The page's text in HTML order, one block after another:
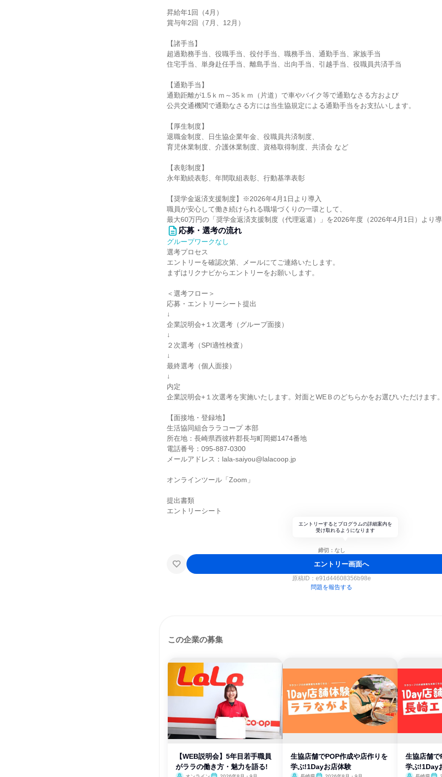
昇給年1回（4月）
賞与年2回（7月、12月）
【諸手当】
超過勤務手当、役職手当、役付手当、職務手当、通勤手当、家族手当
住宅手当、単身赴任手当、離島手当、出向手当、引越手当、役職員共済手当
【通勤手当】
通勤距離が1.5ｋｍ～35ｋｍ（片道）で車やバイク等で通勤なさる方および
公共交通機関で通勤なさる方には当生協規定による通勤手当をお支払いします。
【厚生制度】
退職金制度、日生協企業年金、役職員共済制度、
育児休業制度、介護休業制度、資格取得制度、共済会 など
【表彰制度】
永年勤続表彰、年間取組表彰、行動基準表彰
【奨学金返済支援制度】※2026年4月1日より導入
職員が安心して働き続けられる職場づくりの一環として、
最大60万円の「奨学金返済支援制度（代理返還）」を2026年度（2026年4月1日）より導
応募・選考の流れ
グループワークなし
選考プロセス
エントリーを確認次第、メールにてご連絡いたします。
まずはリクナビからエントリーをお願いします。
＜選考フロー＞
応募・エントリーシート提出
↓
企業説明会+１次選考（グループ面接）
↓
２次選考（SPI適性検査）
↓
最終選考（個人面接）
↓
内定
企業説明会+１次選考を実施いたします。対面とWEＢのどちらかをお選びいただけます。
【面接地・登録地】
生活協同組合ララコープ 本部
所在地：長崎県西彼杵郡長与町岡郷1474番地
電話番号：095-887-0300
メールアドレス：lala-saiyou@lalacoop.jp
オンラインツール「Zoom」
提出書類
エントリーシート
エントリーするとプログラムの詳細案内を
受け取れるようになります
締切：なし
エントリー画面へ
原稿ID： e91d44608356b98e
問題を報告する
この企業の募集
【WEB説明会】5年目若手職員
がララの働き方・魅力を語る!
生協店舗でPOP作成や店作りを
学ぶ!1Dayお店体験
生協店舗で
学ぶ!1Day